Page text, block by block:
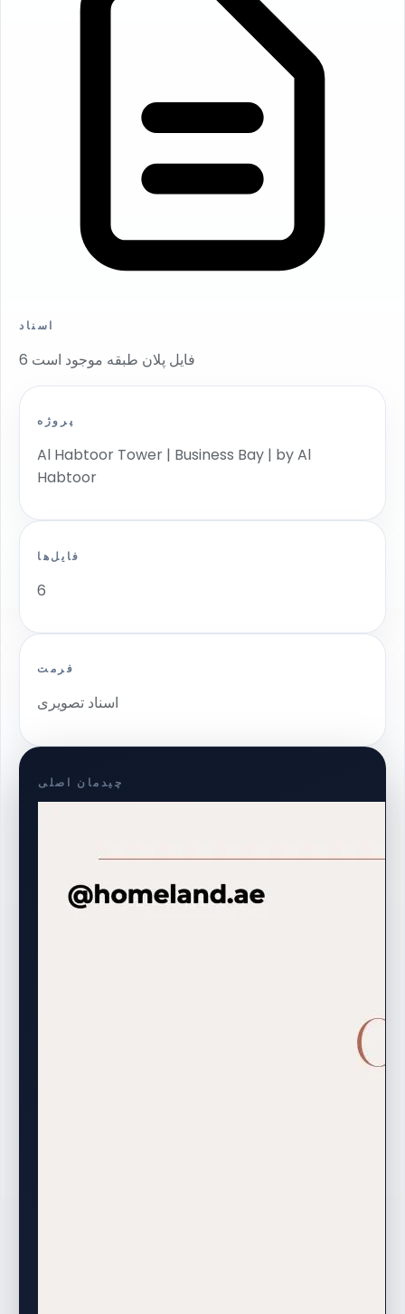
اسناد
6 فایل پلان طبقه موجود است
پروژه
Al Habtoor Tower | Business Bay | by Al
Habtoor
فایل‌ها
6
فرمت
اسناد تصویری
چیدمان اصلی